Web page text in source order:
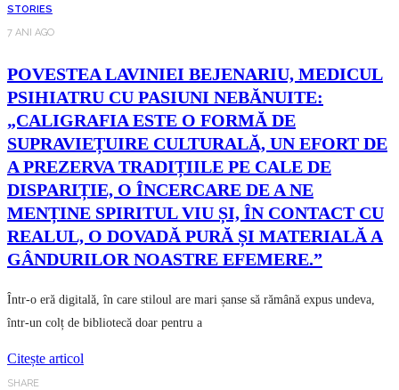
STORIES
7 ANI AGO
POVESTEA LAVINIEI BEJENARIU, MEDICUL
PSIHIATRU CU PASIUNI NEBĂNUITE:
„CALIGRAFIA ESTE O FORMĂ DE
SUPRAVIEȚUIRE CULTURALĂ, UN EFORT DE
A PREZERVA TRADIȚIILE PE CALE DE
DISPARIȚIE, O ÎNCERCARE DE A NE
MENȚINE SPIRITUL VIU ȘI, ÎN CONTACT CU
REALUL, O DOVADĂ PURĂ ȘI MATERIALĂ A
GÂNDURILOR NOASTRE EFEMERE.”
Într-o eră digitală, în care stiloul are mari șanse să rămână expus undeva,
într-un colț de bibliotecă doar pentru a
Citește articol
SHARE